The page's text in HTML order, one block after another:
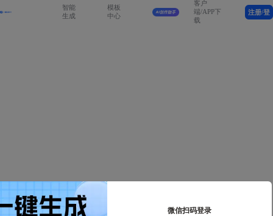
智能
生成
模板
中心
客户
端/APP下
载
注册/登